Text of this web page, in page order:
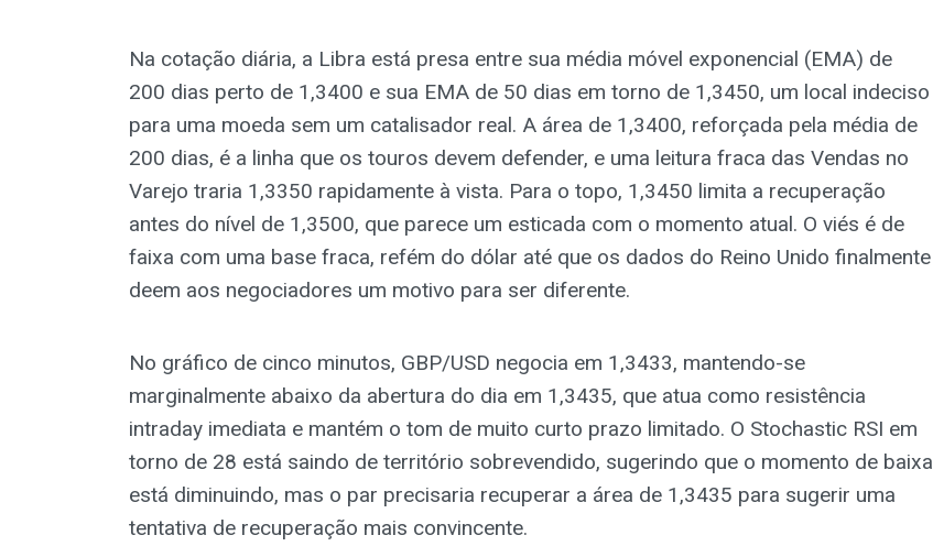
Na cotação diária, a Libra está presa entre sua média móvel exponencial (EMA) de
200 dias perto de 1,3400 e sua EMA de 50 dias em torno de 1,3450, um local indeciso
para uma moeda sem um catalisador real. A área de 1,3400, reforçada pela média de
200 dias, é a linha que os touros devem defender, e uma leitura fraca das Vendas no
Varejo traria 1,3350 rapidamente à vista. Para o topo, 1,3450 limita a recuperação
antes do nível de 1,3500, que parece um esticada com o momento atual. O viés é de
faixa com uma base fraca, refém do dólar até que os dados do Reino Unido finalmente
deem aos negociadores um motivo para ser diferente.
No gráfico de cinco minutos, GBP/USD negocia em 1,3433, mantendo-se
marginalmente abaixo da abertura do dia em 1,3435, que atua como resistência
intraday imediata e mantém o tom de muito curto prazo limitado. O Stochastic RSI em
torno de 28 está saindo de território sobrevendido, sugerindo que o momento de baixa
está diminuindo, mas o par precisaria recuperar a área de 1,3435 para sugerir uma
tentativa de recuperação mais convincente.